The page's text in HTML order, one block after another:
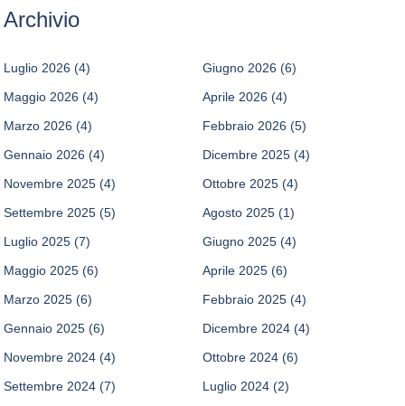
Archivio
Luglio 2026 (4) Giugno 2026 (6)
Maggio 2026 (4) Aprile 2026 (4)
Marzo 2026 (4) Febbraio 2026 (5)
Gennaio 2026 (4) Dicembre 2025 (4)
Novembre 2025 (4) Ottobre 2025 (4)
Settembre 2025 (5) Agosto 2025 (1)
Luglio 2025 (7) Giugno 2025 (4)
Maggio 2025 (6) Aprile 2025 (6)
Marzo 2025 (6) Febbraio 2025 (4)
Gennaio 2025 (6) Dicembre 2024 (4)
Novembre 2024 (4) Ottobre 2024 (6)
Settembre 2024 (7) Luglio 2024 (2)